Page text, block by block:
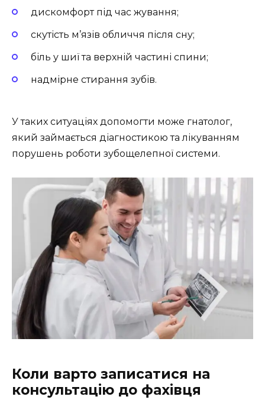
дискомфорт під час жування;
скутість м’язів обличчя після сну;
біль у шиї та верхній частині спини;
надмірне стирання зубів.
У таких ситуаціях допомогти може гнатолог,
який займається діагностикою та лікуванням
порушень роботи зубощелепної системи.
Коли варто записатися на
консультацію до фахівця